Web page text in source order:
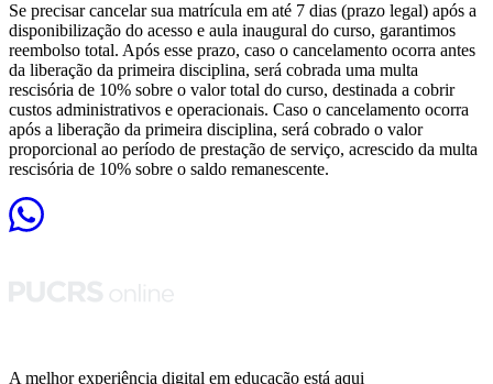
Se precisar cancelar sua matrícula em até 7 dias (prazo legal) após a
disponibilização do acesso e aula inaugural do curso, garantimos
reembolso total. Após esse prazo, caso o cancelamento ocorra antes
da liberação da primeira disciplina, será cobrada uma multa
rescisória de 10% sobre o valor total do curso, destinada a cobrir
custos administrativos e operacionais. Caso o cancelamento ocorra
após a liberação da primeira disciplina, será cobrado o valor
proporcional ao período de prestação de serviço, acrescido da multa
rescisória de 10% sobre o saldo remanescente.
A melhor experiência digital em educação está aqui